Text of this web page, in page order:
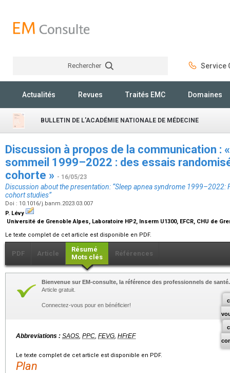
Rechercher Service
Actualités Revues Traités EMC Domaines
BULLETIN DE L'ACADÉMIE NATIONALE DE MÉDECINE
Discussion à propos de la communication :
sommeil 1999–2022 : des essais
cohorte » - 16/05/23
Discussion about the presentation: “Sleep apnea syndrome
cohort studies”
Doi : 10.1016/j.banm.2023.03.007
P. Lévy
Université de Grenoble Alpes, Laboratoire HP2, Inserm U1300, EFCR, CHU de
Le texte complet de cet article est disponible en PDF.
PDF Article
Résumé
Mots clés
Références
Bienvenue sur EM-consulte, la référence des professionnels de santé.
Article gratuit.
Connectez-vous pour en bénéficier!
Abbreviations : SAOS PPC FEVG HFrEF
Le texte complet de cet article est disponible en PDF.
Plan